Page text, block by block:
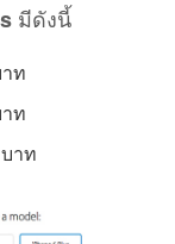
มีดังนี้
ท
ท
าท